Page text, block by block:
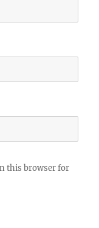
this browser for